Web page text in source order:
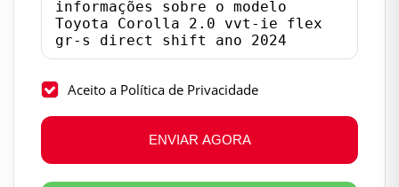
Aceito a Política de Privacidade
ENVIAR AGORA